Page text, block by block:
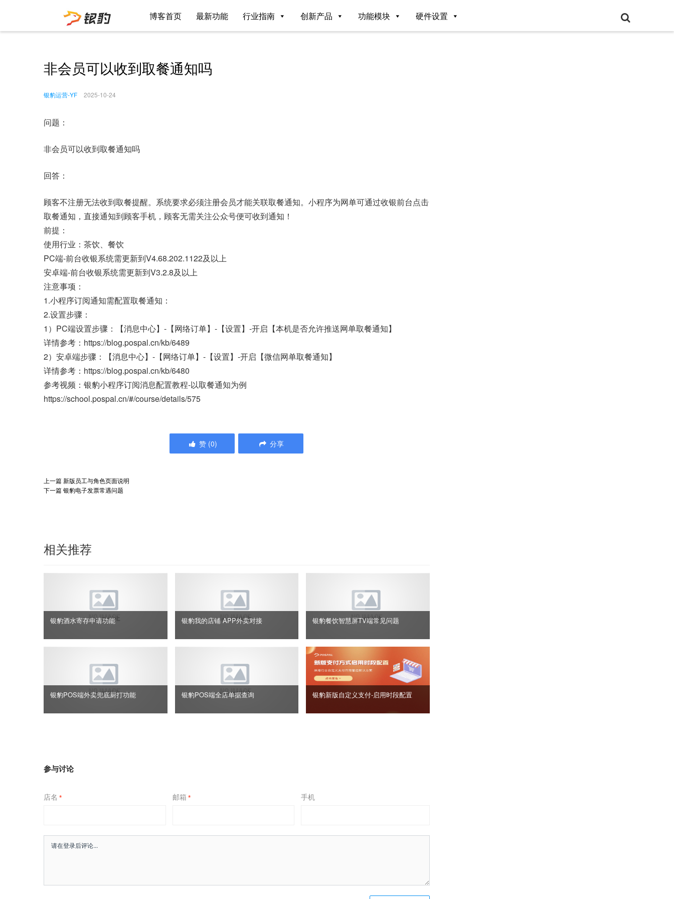
博客首页 最新功能 行业指南 创新产品 功能模块 硬件设置
非会员可以收到取餐通知吗
银豹运营-YF 2025-10-24
问题：
非会员可以收到取餐通知吗
回答：
顾客不注册无法收到取餐提醒。系统要求必须注册会员才能关联取餐通知。小程序为网单可通过收银前台点击
取餐通知，直接通知到顾客手机，顾客无需关注公众号便可收到通知！
前提：
使用行业：茶饮、餐饮
PC端-前台收银系统需更新到V4.68.202.1122及以上
安卓端-前台收银系统需更新到V3.2.8及以上
注意事项：
1.小程序订阅通知需配置取餐通知：
2.设置步骤：
1）PC端设置步骤：【消息中心】-【网络订单】-【设置】-开启【本机是否允许推送网单取餐通知】
详情参考：https://blog.pospal.cn/kb/6489
2）安卓端步骤：【消息中心】-【网络订单】-【设置】-开启【微信网单取餐通知】
详情参考：https://blog.pospal.cn/kb/6480
参考视频：银豹小程序订阅消息配置教程-以取餐通知为例
https://school.pospal.cn/#/course/details/575
赞 (0) 分享
上一篇新版员工与角色页面说明
下一篇银豹电子发票常遇问题
相关推荐
银豹酒水寄存申请功能 银豹我的店铺 APP外卖对接 银豹餐饮智慧屏TV端常见问题
银豹POS端外卖兜底厨打功能 银豹POS端全店单据查询 银豹新版自定义支付‑启用时段配置
参与讨论
店名 * 邮箱 * 手机